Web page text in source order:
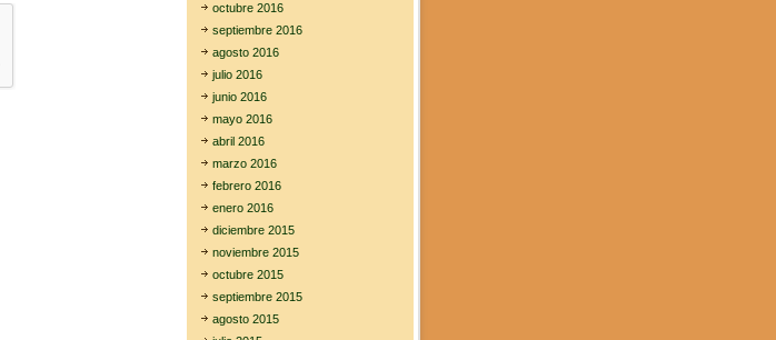
octubre 2016
septiembre 2016
agosto 2016
julio 2016
junio 2016
mayo 2016
abril 2016
marzo 2016
febrero 2016
enero 2016
diciembre 2015
noviembre 2015
octubre 2015
septiembre 2015
agosto 2015